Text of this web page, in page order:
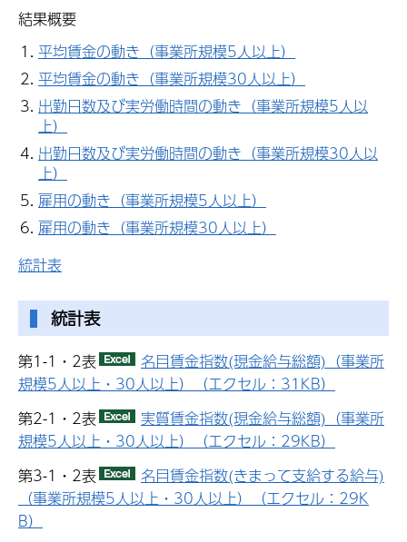
結果概要
平均賃金の動き（事業所規模5人以上）
平均賃金の動き（事業所規模30人以上）
出勤日数及び実労働時間の動き（事業所規模5人以
上）
出勤日数及び実労働時間の動き（事業所規模30人以
上）
雇用の動き（事業所規模5人以上）
雇用の動き（事業所規模30人以上）
統計表
統計表
第1-1・2表
名目賃金指数(現金給与総額)（事業所
規模5人以上・30人以上）（エクセル：31KB）
第2-1・2表
実質賃金指数(現金給与総額)（事業所
規模5人以上・30人以上）（エクセル：29KB）
第3-1・2表
名目賃金指数(きまって支給する給与)
（事業所規模5人以上・30人以上）（エクセル：29K
B）